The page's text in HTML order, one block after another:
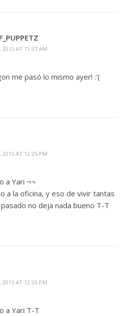
2015 AT 11:37 AM
me pasó lo mismo ayer! :'(
2015 AT 12:25 PM
a Yari ¬¬
a la oficina, y eso de vivir tantas
no deja nada bueno T-T
2015 AT 12:26 PM
a Yari T-T